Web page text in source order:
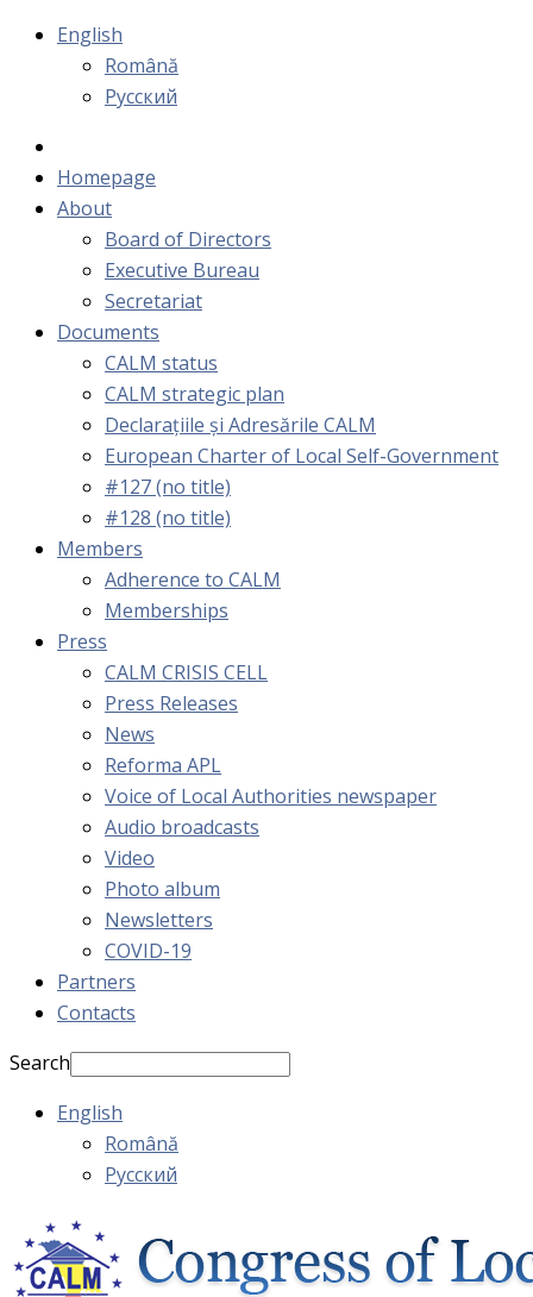
English
Română
Русский
Homepage
About
Board of Directors
Executive Bureau
Secretariat
Documents
CALM status
CALM strategic plan
Declarațiile și Adresările CALM
European Charter of Local Self-Government
#127 (no title)
#128 (no title)
Members
Adherence to CALM
Memberships
Press
CALM CRISIS CELL
Press Releases
News
Reforma APL
Voice of Local Authorities newspaper
Audio broadcasts
Video
Photo album
Newsletters
COVID-19
Partners
Contacts
Search
English
Română
Русский